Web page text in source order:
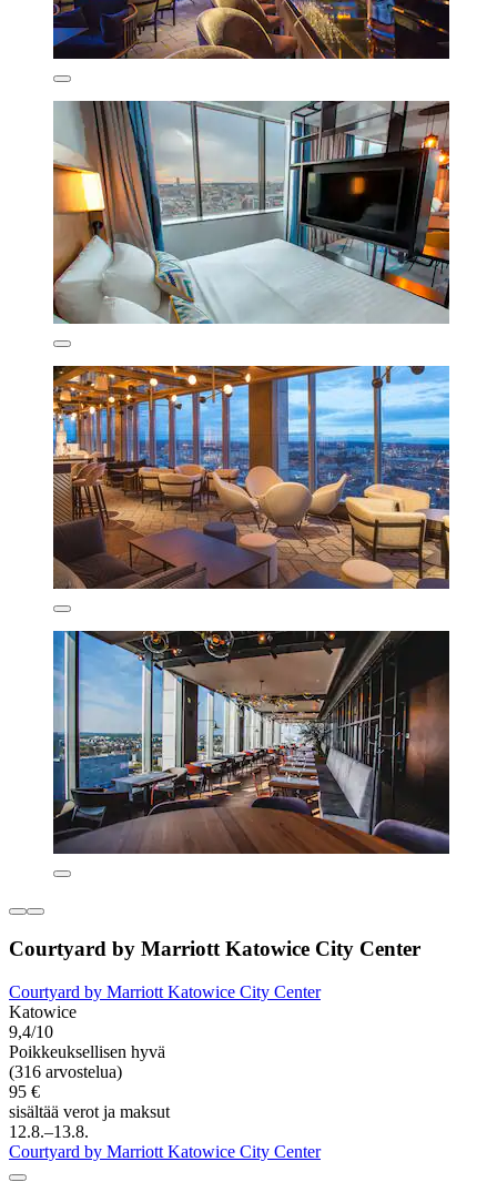
Courtyard by Marriott Katowice City Center
Courtyard by Marriott Katowice City Center
Katowice
9,4/10
Poikkeuksellisen hyvä
(316 arvostelua)
95 €
sisältää verot ja maksut
12.8.–13.8.
Courtyard by Marriott Katowice City Center